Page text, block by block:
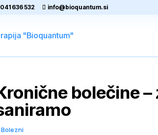
041 636 532 info@bioquantum.si
bolečine
Bolezni